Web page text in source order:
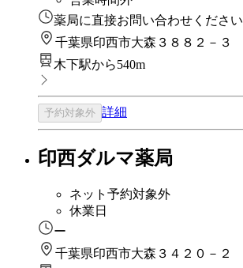
薬局に直接お問い合わせください
千葉県印西市大森３８８２－３
木下駅から540m
予約対象外 詳細
印西ダルマ薬局
ネット予約対象外
休業日
ー
千葉県印西市大森３４２０－２